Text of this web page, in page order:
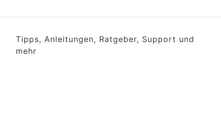
Tipps, Anleitungen, Ratgeber, Support und
mehr